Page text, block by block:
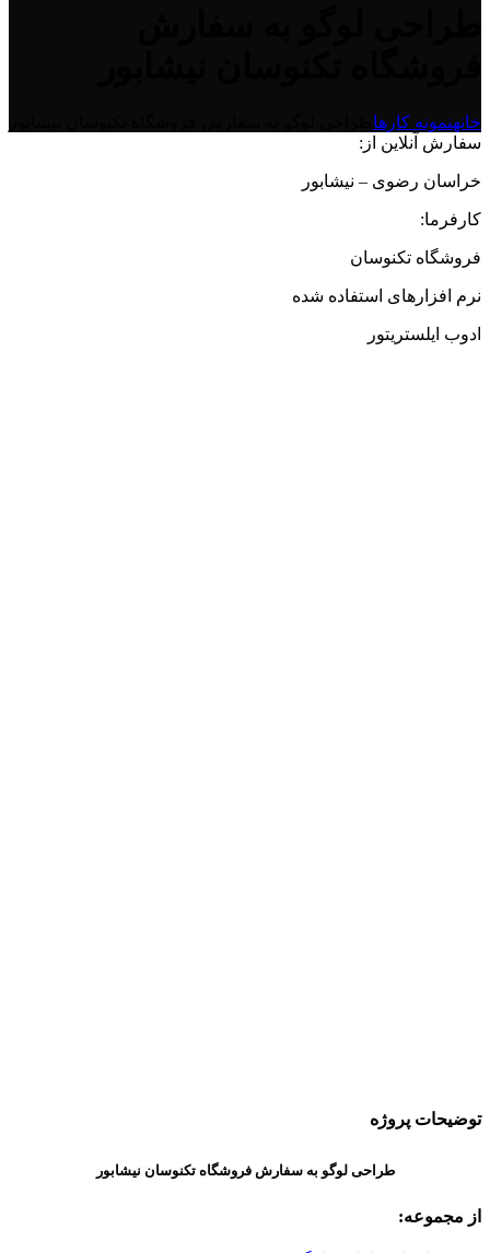
خانهنمونه کارها
سفارش آنلاین از:
خراسان رضوی – نیشابور
کارفرما:
فروشگاه تکنوسان
نرم افزارهای استفاده شده
ادوب ایلستریتور
توضیحات پروژه
طراحی لوگو به سفارش فروشگاه تکنوسان نیشابور
از مجموعه: